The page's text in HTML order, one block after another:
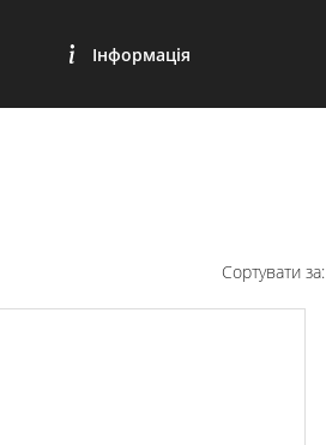
Інформація
Сортувати за: